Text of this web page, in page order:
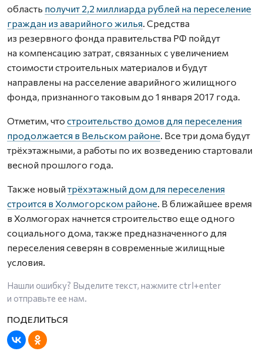
область получит 2,2 миллиарда рублей на переселение
граждан из аварийного жилья. Средства
из резервного фонда правительства РФ пойдут
на компенсацию затрат, связанных с увеличением
стоимости строительных материалов и будут
направлены на расселение аварийного жилищного
фонда, признанного таковым до 1 января 2017 года.
Отметим, что строительство домов для переселения
продолжается в Вельском районе. Все три дома будут
трёхэтажными, а работы по их возведению стартовали
весной прошлого года.
Также новый трёхэтажный дом для переселения
строится в Холмогорском районе. В ближайшее время
в Холмогорах начнется строительство еще одного
социального дома, также предназначенного для
переселения северян в современные жилищные
условия.
Нашли ошибку? Выделите текст, нажмите ctrl+enter
и отправьте ее нам.